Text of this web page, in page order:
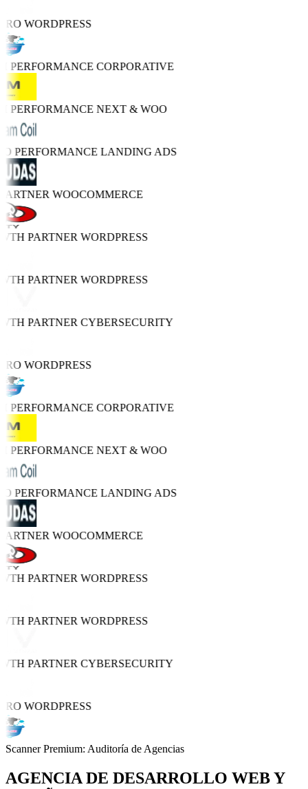
WORDPRESS
PERFORMANCECORPORATIVE
PERFORMANCENEXT & WOO
PERFORMANCELANDING ADS
WOOCOMMERCE
PARTNERWORDPRESS
PARTNERWORDPRESS
PARTNERCYBERSECURITY
WORDPRESS
PERFORMANCECORPORATIVE
PERFORMANCENEXT & WOO
PERFORMANCELANDING ADS
WOOCOMMERCE
PARTNERWORDPRESS
PARTNERWORDPRESS
PARTNERCYBERSECURITY
WORDPRESS
Scanner Premium: Auditoría de Agencias
AGENCIA DE DESARROLLO WEB Y